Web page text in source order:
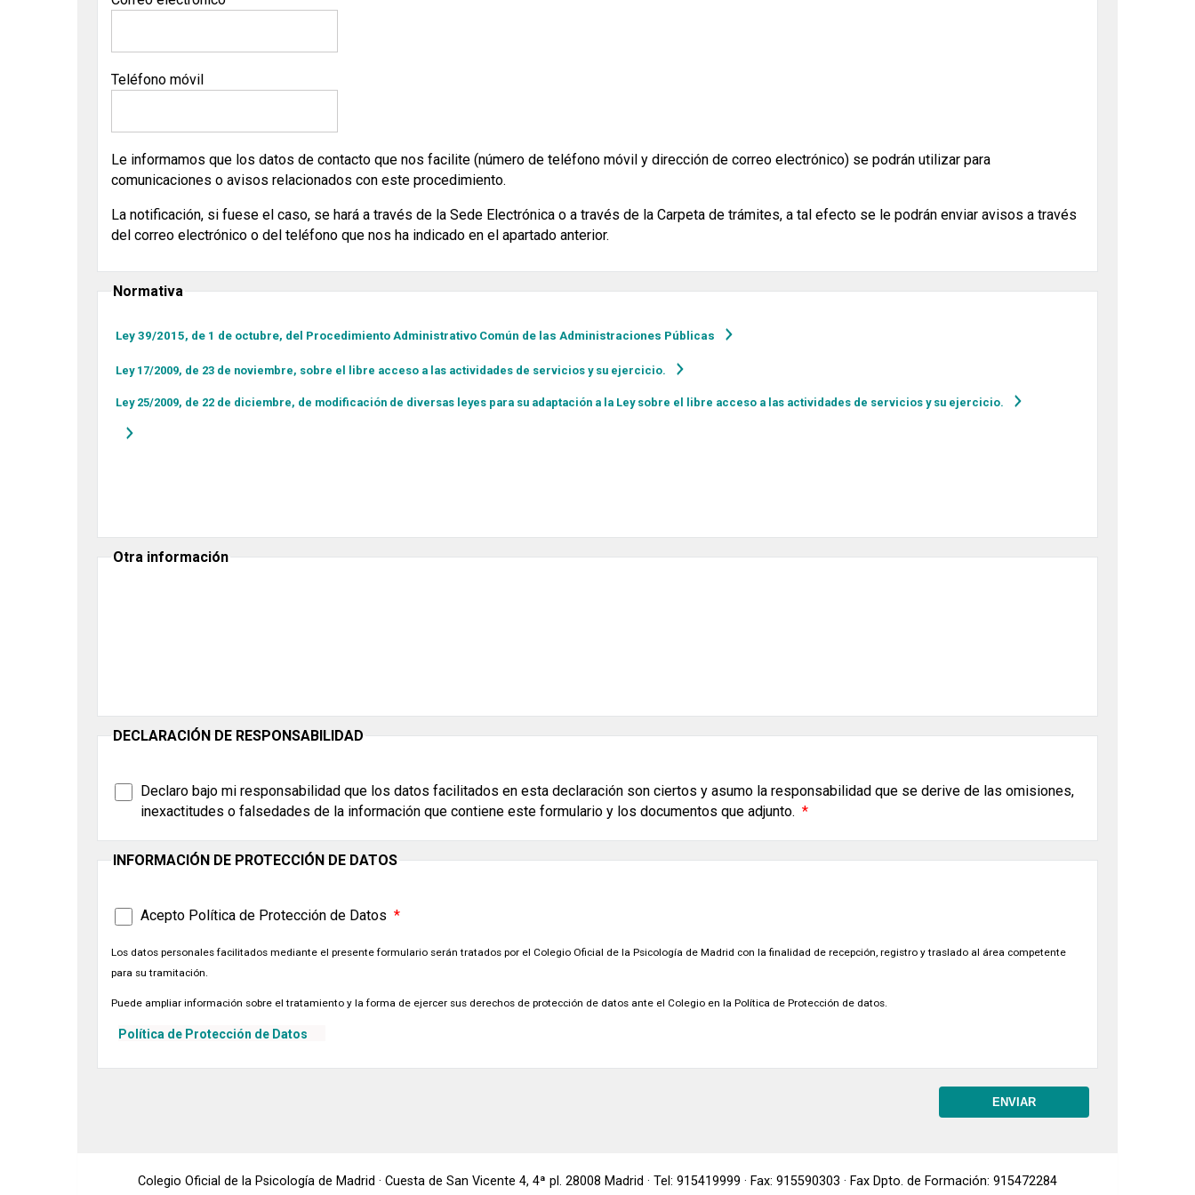
Teléfono móvil
Le informamos que los datos de contacto que nos facilite (número de teléfono móvil y dirección de correo electrónico) se podrán utilizar para
comunicaciones o avisos relacionados con este procedimiento.
La notificación, si fuese el caso, se hará a través de la Sede Electrónica o a través de la Carpeta de trámites, a tal efecto se le podrán enviar avisos a través
del correo electrónico o del teléfono que nos ha indicado en el apartado anterior.
Normativa
Ley 39/2015, de 1 de octubre, del Procedimiento Administrativo Común de las Administraciones Públicas
Ley 17/2009, de 23 de noviembre, sobre el libre acceso a las actividades de servicios y su ejercicio.
Ley 25/2009, de 22 de diciembre, de modificación de diversas leyes para su adaptación a la Ley sobre el libre acceso a las actividades de servicios y su ejercicio.
Otra información
DECLARACIÓN DE RESPONSABILIDAD
Declaro bajo mi responsabilidad que los datos facilitados en esta declaración son ciertos y asumo la responsabilidad que se derive de las omisiones,
inexactitudes o falsedades de la información que contiene este formulario y los documentos que adjunto.
INFORMACIÓN DE PROTECCIÓN DE DATOS
Acepto Política de Protección de Datos
Los datos personales facilitados mediante el presente formulario serán tratados por el Colegio Oficial de la Psicología de Madrid con la finalidad de recepción, registro y traslado al área competente
para su tramitación.
Puede ampliar información sobre el tratamiento y la forma de ejercer sus derechos de protección de datos ante el Colegio en la Política de Protección de datos.
Política de Protección de Datos
Colegio Oficial de la Psicología de Madrid · Cuesta de San Vicente 4, 4ª pl. 28008 Madrid · Tel: 915419999 · Fax: 915590303 · Fax Dpto. de Formación: 915472284